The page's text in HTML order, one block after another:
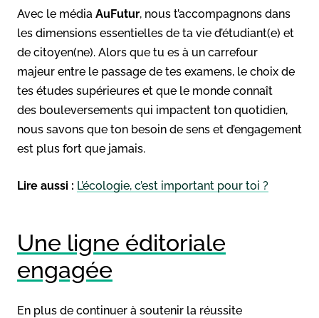
Avec le média AuFutur, nous t’accompagnons dans
les dimensions essentielles de ta vie d’étudiant(e) et
de citoyen(ne). Alors que tu es à un carrefour
majeur entre le passage de tes examens, le choix de
tes études supérieures et que le monde connaît
des bouleversements qui impactent ton quotidien,
nous savons que ton besoin de sens et d’engagement
est plus fort que jamais.
Lire aussi : L’écologie, c’est important pour toi ?
Une ligne éditoriale
engagée
En plus de continuer à soutenir la réussite